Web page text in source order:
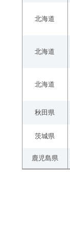
北海道
北海道
北海道
秋田県
茨城県
鹿児島県